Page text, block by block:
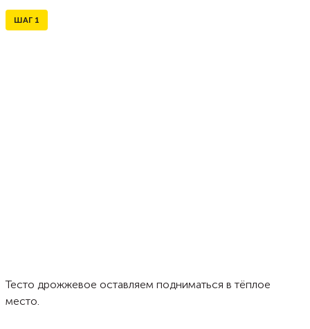
ШАГ 1
Тесто дрожжевое оставляем подниматься в тёплое
место.